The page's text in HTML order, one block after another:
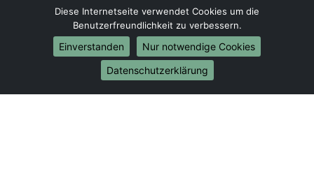
Umzug von Karlsruhe nach Bonn
Umzug von Karlsruhe nach Münster
Internationale-Umzüge
Umzug von Karlsruhe nach Brasilien
Umzug von Karlsruhe nach Brunei Darussalam
Diese Internetseite verwendet Cookies um die
Benutzerfreundlichkeit zu verbessern.
Einverstanden
Nur notwendige Cookies
Datenschutzerklärung